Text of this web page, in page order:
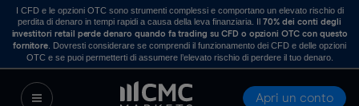
I CFD e le opzioni OTC sono strumenti complessi e comportano un elevato rischio di
perdita di denaro in tempi rapidi a causa della leva finanziaria. Il70% dei conti degli
investitori retail perde denaro quando fa trading su CFD o opzioni OTC con questo
fornitore . Dovresti considerare se comprendi il funzionamento dei CFD e delle opzioni
OTC e se puoi permetterti di assumere l’elevato rischio di perdere il tuo denaro.
Apri un conto